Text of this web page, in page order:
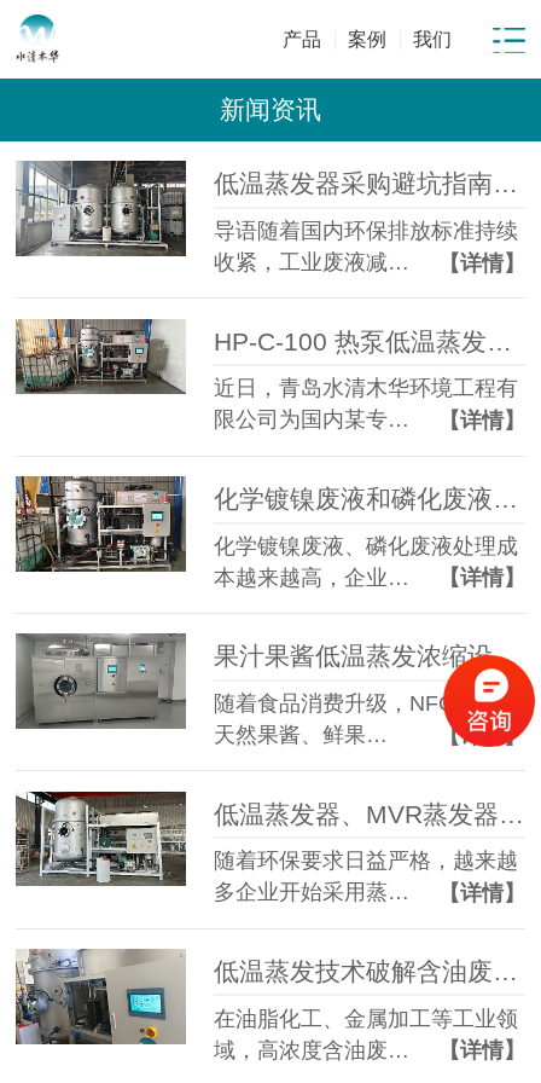
产品 案例 我们
新闻资讯
低温蒸发器采购避坑指南：工业废水蒸发设备选型10大坑
导语随着国内环保排放标准持续
收紧，工业废液减…
【详情】
近日，青岛水清木华环境工程有
限公司为国内某专…
【详情】
化学镀镍废液和磷化废液如何降低危废处置成本？2 吨/天低温蒸发案例年节省超100万
化学镀镍废液、磷化废液处理成
本越来越高，企业…
【详情】
果汁果酱低温蒸发浓缩设备选型指南：六大核心因素全面解析
随着食品消费升级，NFC果汁、
天然果酱、鲜果…
【详情】
随着环保要求日益严格，越来越
多企业开始采用蒸…
【详情】
低温蒸发技术破解含油废水治理难题 实现 85% 废液减量与产水全回用
在油脂化工、金属加工等工业领
域，高浓度含油废…
【详情】